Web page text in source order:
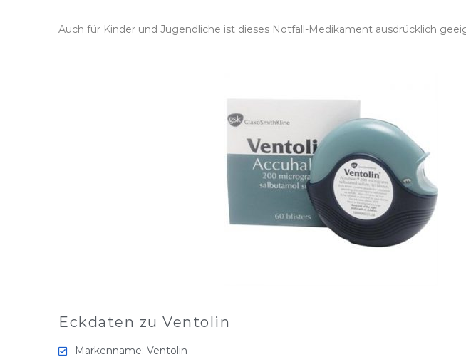
Auch für Kinder und Jugendliche ist dieses Notfall-Medikament ausdrücklich
Eckdaten zu Ventolin
Markenname: Ventolin